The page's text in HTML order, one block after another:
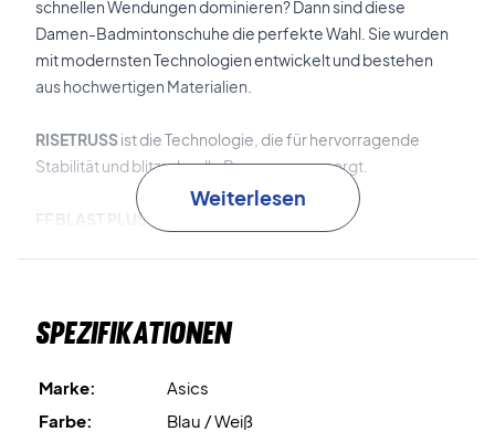
schnellen Wendungen dominieren? Dann sind diese
Damen-Badmintonschuhe die perfekte Wahl. Sie wurden
mit modernsten Technologien entwickelt und bestehen
aus hochwertigen Materialien.
RISETRUSSist die Technologie, die für hervorragende
Stabilität und blitzschnelle Bewegungen sorgt.
FF BLAST PLUS ECO
Obermaterial eine "verriegelte" Passform verleiht. Dies
Weiterlesen
Spezifikationen
Marke:
Asics
Farbe:
Blau / Weiß